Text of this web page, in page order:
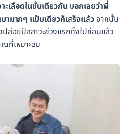
ะเลือดในชั้นเดียวกัน บอกเลยว่าพี่
ามากๆ แป๊บเดียวก็เสร็จแล้วจากนั้น
ปล่อยปัสสาวะช่วงแรกทิ้งไปก่อนแล้ว
ที่เหมาะสม